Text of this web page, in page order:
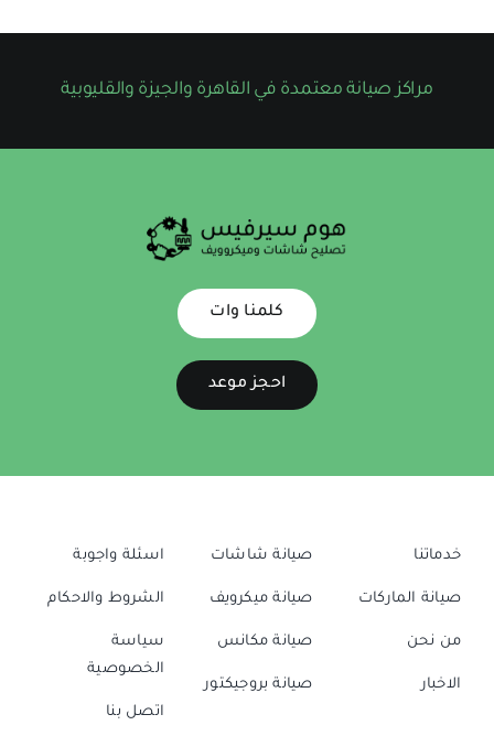
مراكز صيانة معتمدة في القاهرة والجيزة والقليوبية
كلمنا وات
احجز موعد
خدماتنا
صيانة الماركات
من نحن
الاخبار
صيانة شاشات
صيانة ميكرويف
صيانة مكانس
صيانة بروجيكتور
اسئلة واجوبة
الشروط والاحكام
سياسة
الخصوصية
اتصل بنا